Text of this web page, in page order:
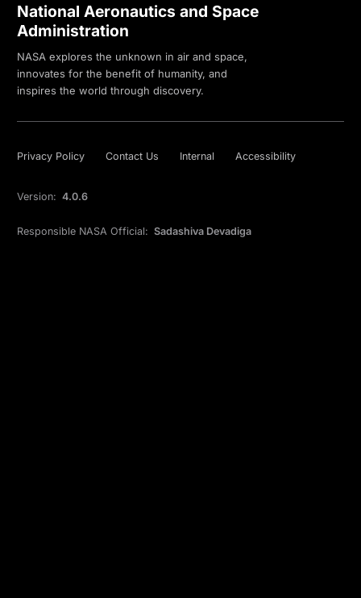
National Aeronautics and Space
Administration
NASA explores the unknown in air and space,
innovates for the benefit of humanity, and
inspires the world through discovery.
Privacy Policy Contact Us Internal Accessibility
Version: 4.0.6
Responsible NASA Official: Sadashiva Devadiga